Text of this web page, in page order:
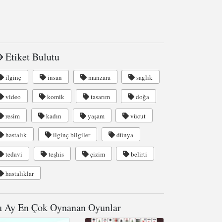
Etiket Bulutu
ilginç insan manzara saglık
video komik tasarım doğa
resim kadın yaşam vücut
hastalık ilginç bilgiler dünya
tedavi teşhis çizim belirti
hastalıklar
Ay En Çok Oynanan Oyunlar